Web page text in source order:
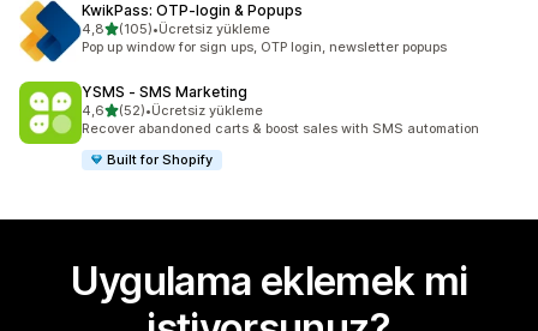
KwikPass: OTP‑login & Popups
4,85 yıldız üzerinden
(105)
toplam 105 değerlendirme
•Ücretsiz yükleme
Pop up window for sign ups, OTP login, newsletter popups
YSMS ‑ SMS Marketing
4,65 yıldız üzerinden
(52)
toplam 52 değerlendirme
•Ücretsiz yükleme
Recover abandoned carts & boost sales with SMS automation
Built for Shopify
Uygulama eklemek mi